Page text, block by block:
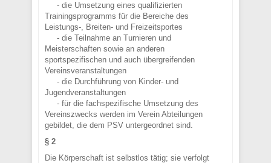
- die Umsetzung eines qualifizierten
Trainingsprogramms für die Bereiche des
Leistungs-, Breiten- und Freizeitsportes
- die Teilnahme an Turnieren und
Meisterschaften sowie an anderen
sportspezifischen und auch übergreifenden
Vereinsveranstaltungen
- die Durchführung von Kinder- und
Jugendveranstaltungen
- für die fachspezifische Umsetzung des
Vereinszwecks werden im Verein Abteilungen
gebildet, die dem PSV untergeordnet sind.
§ 2
Die Körperschaft ist selbstlos tätig; sie verfolgt